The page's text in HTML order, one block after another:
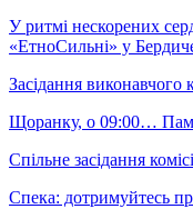
У ритмі нескорених
«ЕтноСильні» у
Засідання виконавчого
Щоранку, о 09:00…
Спільне засідання
Спека: дотримуйтесь